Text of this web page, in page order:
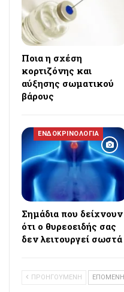
Ποια η σχέση
κορτιζόνης και
αύξησης σωματικού
βάρους
ΕΝΔΟΚΡΙΝΟΛΟΓΙΑ
Σημάδια που δείχνουν
ότι ο θυρεοειδής σας
δεν λειτουργεί σωστά
ΠΡΟΗΓΟΥΜΕΝΗ ΕΠΟΜΕΝΗ